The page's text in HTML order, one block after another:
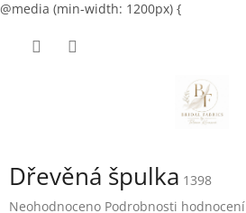
@media (min-width: 1200px) {
Dřevěná špulka 1398
Průměrné
Neohodnoceno Podrobnosti hodnocení